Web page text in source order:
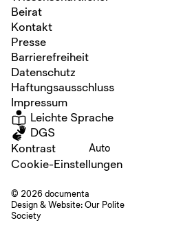
Beirat
Kontakt
Presse
Barrierefreiheit
Datenschutz
Haftungsausschluss
Impressum
Leichte Sprache
DGS
Kontrast
Auto
Cookie-Einstellungen
© 2026 documenta
Design & Website:Our Polite
Society